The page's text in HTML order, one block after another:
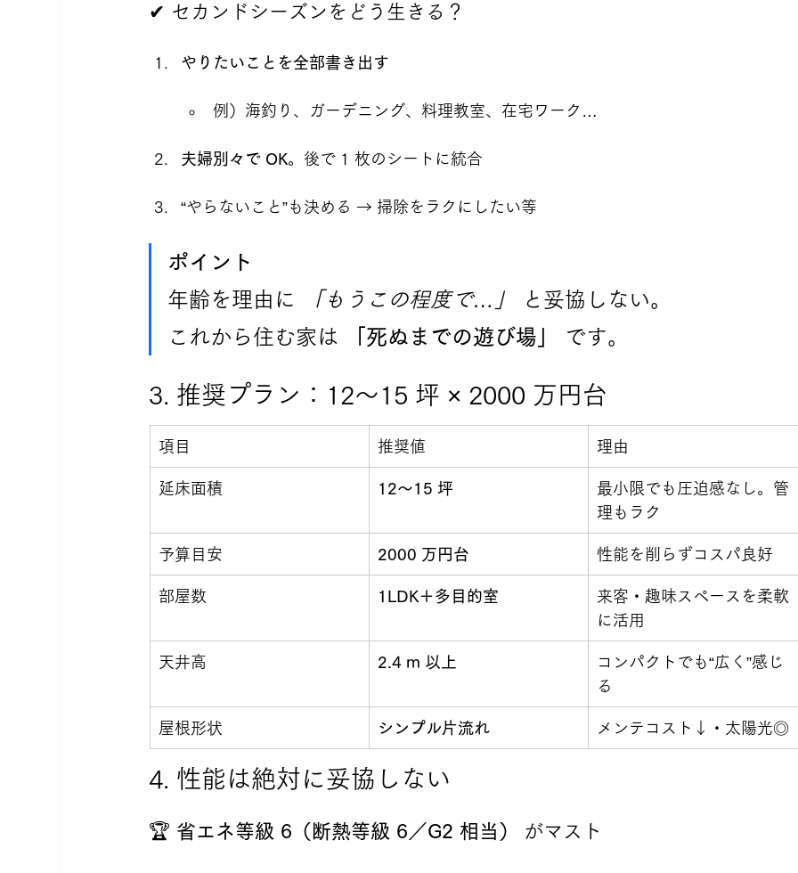
✔ セカンドシーズンをどう生きる？
やりたいことを全部書き出す
例）海釣り、ガーデニング、料理教室、在宅ワーク…
夫婦別々で OK。後で 1 枚のシートに統合
“やらないこと”も決める → 掃除をラクにしたい等
ポイント
年齢を理由に
「もうこの程度で…」
と妥協しない。
これから住む家は
「死ぬまでの遊び場」 です。
3. 推奨プラン：12〜15 坪 × 2000 万円台
項目 推奨値 理由
延床面積 12〜15 坪
最小限でも圧迫感なし。管
理もラク
予算目安 2000 万円台 性能を削らずコスパ良好
部屋数 1LDK＋多目的室
来客・趣味スペースを柔軟
に活用
天井高 2.4 m 以上
コンパクトでも“広く”感じ
る
屋根形状 シンプル片流れ メンテコスト↓・太陽光◎
4. 性能は絶対に妥協しない
🏆 省エネ等級 6（断熱等級 6／G2 相当） がマスト